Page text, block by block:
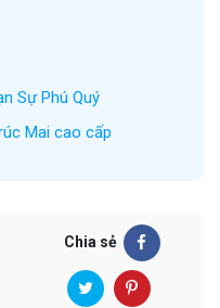
Sự Phú Quý
Mai cao cấp
Chia sẻ